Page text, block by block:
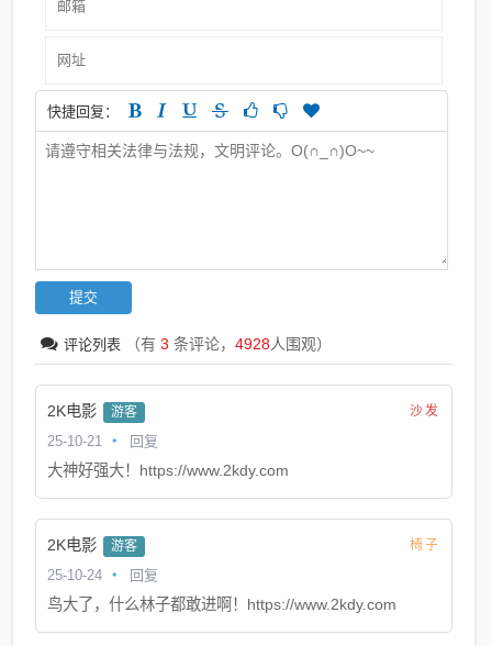
快捷回复：
评论列表 （有3 条评论，4928人围观）
2K电影 游客 沙发
25-10-21 回复
大神好强大！https://www.2kdy.com
2K电影 游客 椅子
25-10-24 回复
鸟大了，什么林子都敢进啊！https://www.2kdy.com